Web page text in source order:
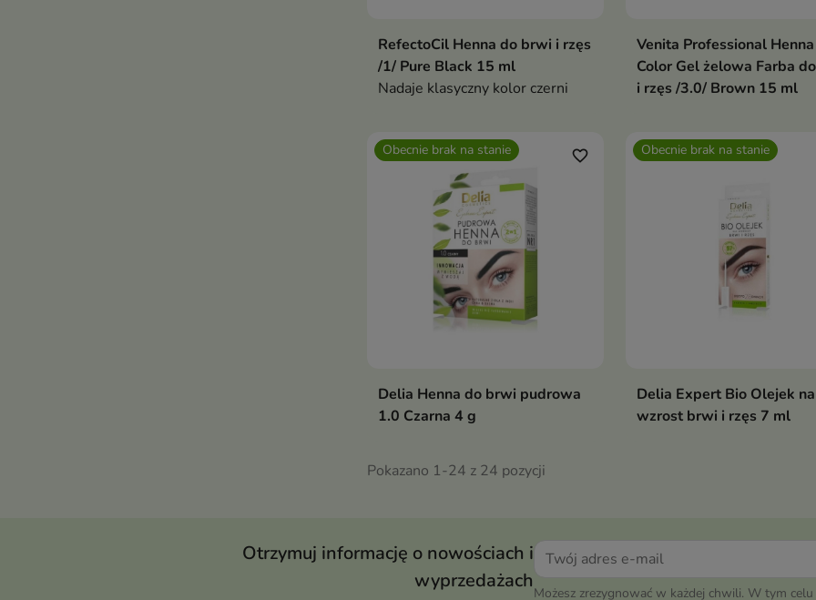
RefectoCil Henna do brwi i rzęs
/1/ Pure Black 15 ml
Nadaje klasyczny kolor czerni
Venita Professional Henna
Color Gel żelowa Farba
i rzęs /3.0/ Brown 15 ml
Obecnie brak na stanie favorite_border
Delia Henna do brwi pudrowa
1.0 Czarna 4 g
Obecnie brak na stanie
Delia Expert Bio Olejek na
wzrost brwi i rzęs 7 ml
Pokazano 1-24 z 24 pozycji
Otrzymuj informację o nowościach i
wyprzedażach
Możesz zrezygnować w każdej chwili. W tym celu